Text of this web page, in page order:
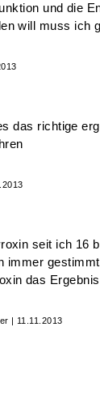
und die
will muss ich
das richtige
seit ich 16
immer
das
| 11.11.2013